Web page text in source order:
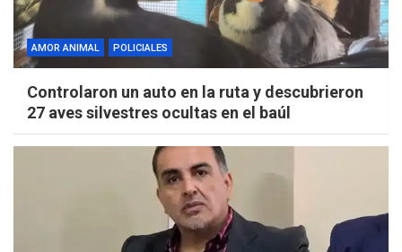
AMOR ANIMAL POLICIALES
Controlaron un auto en la ruta y descubrieron
27 aves silvestres ocultas en el baúl